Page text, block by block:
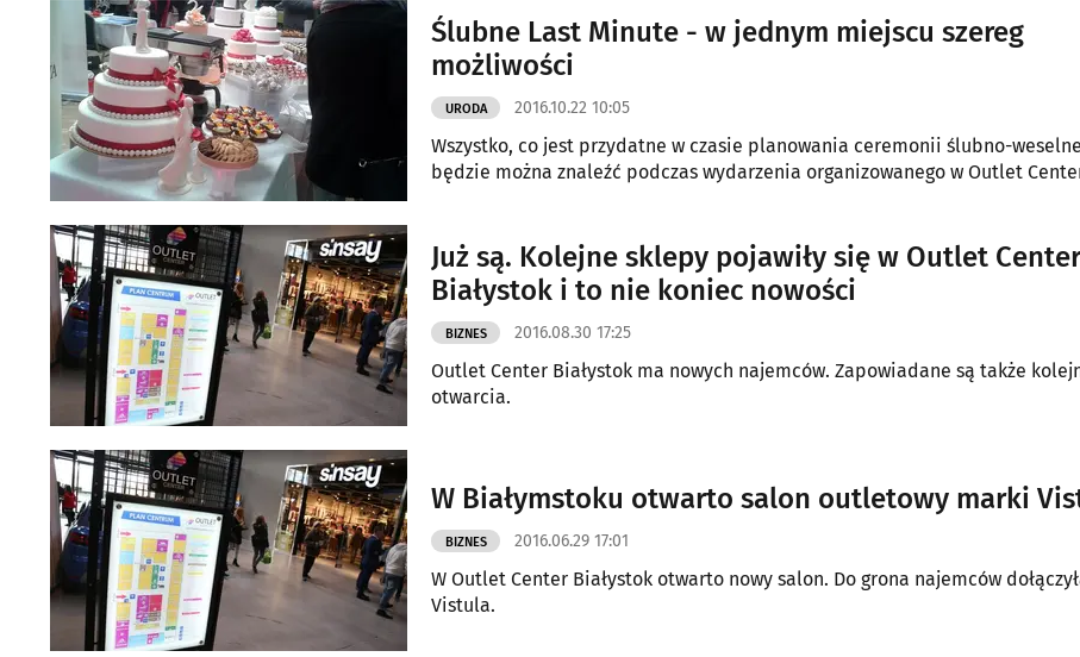
Ślubne Last Minute - w jednym miejscu szereg
możliwości
URODA 2016.10.22 10:05
Wszystko, co jest przydatne w czasie planowania ceremonii ślubno-
będzie można znaleźć podczas wydarzenia organizowanego w Outlet
Już są. Kolejne sklepy pojawiły się w Outlet Center
Białystok i to nie koniec nowości
BIZNES 2016.08.30 17:25
Outlet Center Białystok ma nowych najemców. Zapowiadane są także
otwarcia.
W Białymstoku otwarto salon outletowy marki
BIZNES 2016.06.29 17:01
W Outlet Center Białystok otwarto nowy salon. Do grona najemców
Vistula.